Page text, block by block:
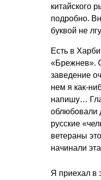
китайского
подробно.
буквой не
Есть в
«Брежнев».
заведение
нем я как-
напишу…
облюбовали
русские
ветераны
начинали
Я приехал в